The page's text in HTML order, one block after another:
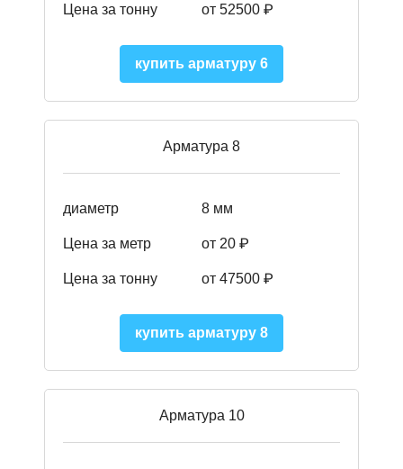
Цена за тонну от 52500 ₽
купить арматуру 6
Арматура 8
диаметр 8 мм
Цена за метр от 20 ₽
Цена за тонну от 47500 ₽
купить арматуру 8
Арматура 10